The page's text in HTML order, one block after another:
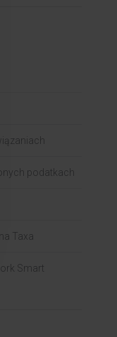
podatkach
Taxa
Smart